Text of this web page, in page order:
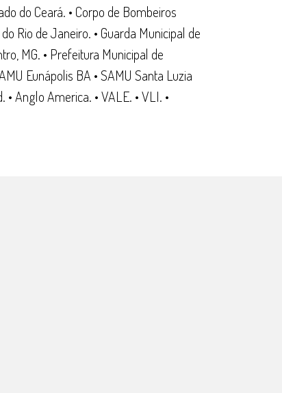
do Ceará. • Corpo de Bombeiros
Rio de Janeiro. • Guarda Municipal de
MG. • Prefeitura Municipal de
Eunápolis BA • SAMU Santa Luzia
• Anglo America. • VALE. • VLI. •